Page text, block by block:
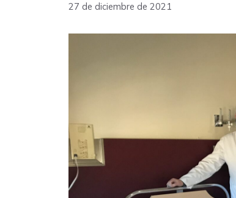
27 de diciembre de 2021